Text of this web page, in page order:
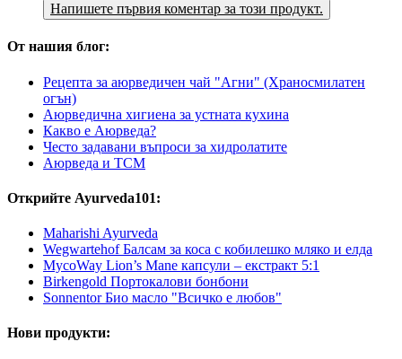
Напишете първия коментар за този продукт.
От нашия блог:
Рецепта за аюрведичен чай "Агни" (Храносмилатен
огън)
Аюрведична хигиена за устната кухина
Какво е Аюрведа?
Често задавани въпроси за хидролатите
Аюрведа и TCM
Открийте Ayurveda101:
Maharishi Ayurveda
Wegwartehof Балсам за коса с кобилешко мляко и елда
MycoWay Lion’s Mane капсули – екстракт 5:1
Birkengold Портокалови бонбони
Sonnentor Био масло "Всичко е любов"
Нови продукти: